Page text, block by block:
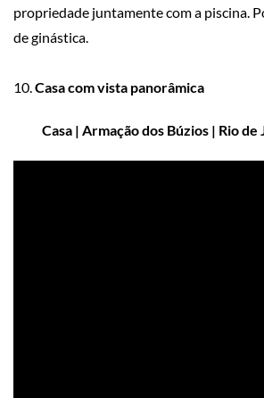
propriedade juntamente com a piscina.
de ginástica.
10. Casa com vista panorâmica
Casa | Armação dos Búzios | Rio